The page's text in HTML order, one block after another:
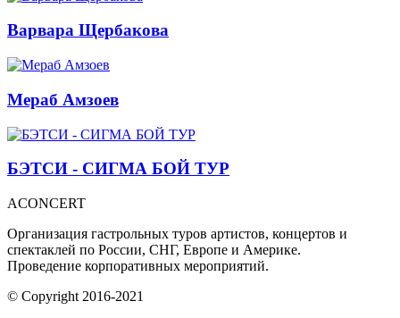
Варвара Щербакова
Мераб Амзоев
БЭТСИ - СИГМА БОЙ ТУР
ACONCERT
Организация гастрольных туров артистов, концертов и
спектаклей по России, СНГ, Европе и Америке.
Проведение корпоративных мероприятий.
© Copyright 2016-2021